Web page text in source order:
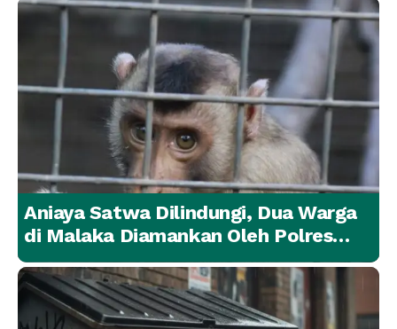
Aniaya Satwa Dilindungi, Dua Warga
di Malaka Diamankan Oleh Polres
Malaka